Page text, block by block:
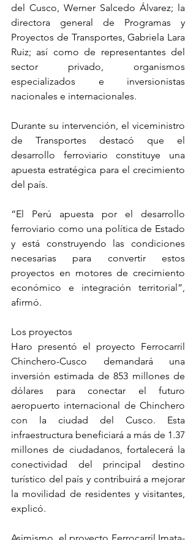
del Cusco, Werner Salcedo Álvarez; la
directora general de Programas y
Proyectos de Transportes, Gabriela Lara
Ruiz; así como de representantes del
sector privado, organismos
especializados e inversionistas
nacionales e internacionales.
Durante su intervención, el viceministro
de Transportes destacó que el
desarrollo ferroviario constituye una
apuesta estratégica para el crecimiento
del país.
“El Perú apuesta por el desarrollo
ferroviario como una política de Estado
y está construyendo las condiciones
necesarias para convertir estos
proyectos en motores de crecimiento
económico e integración territorial”,
afirmó.
Los proyectos
Haro presentó el proyecto Ferrocarril
Chinchero-Cusco demandará una
inversión estimada de 853 millones de
dólares para conectar el futuro
aeropuerto internacional de Chinchero
con la ciudad del Cusco. Esta
infraestructura beneficiará a más de 1.37
millones de ciudadanos, fortalecerá la
conectividad del principal destino
turístico del país y contribuirá a mejorar
la movilidad de residentes y visitantes,
explicó.